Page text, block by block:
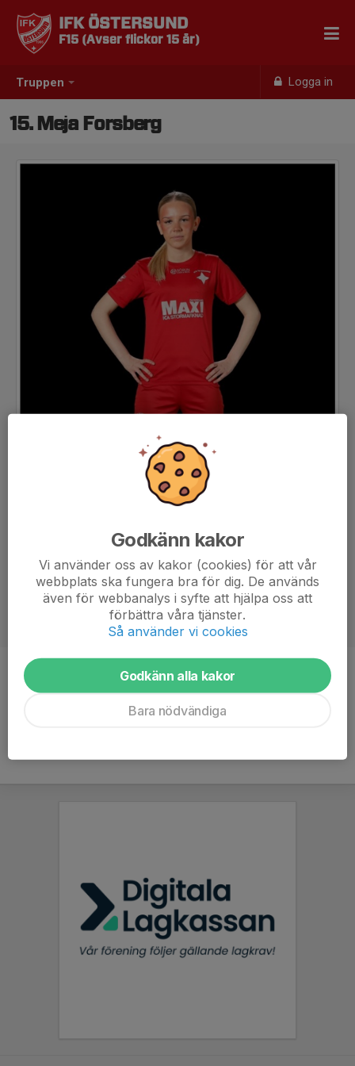
Truppen Logga in
IFK ÖSTERSUND
F15 (Avser flickor 15 år)
15. Meja Forsberg
Ålder 14 år
Godkänn kakor
Vi använder oss av kakor (cookies) för att vår
webbplats ska fungera bra för dig. De används
även för webbanalys i syfte att hjälpa oss att
förbättra våra tjänster.
Så använder vi cookies
Godkänn alla kakor
Bara nödvändiga